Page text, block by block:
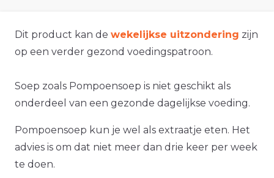
Dit product kan de wekelijkse uitzondering zijn
op een verder gezond voedingspatroon.
Soep zoals Pompoensoep is niet geschikt als
onderdeel van een gezonde dagelijkse voeding.
Pompoensoep kun je wel als extraatje eten. Het
advies is om dat niet meer dan drie keer per week
te doen.